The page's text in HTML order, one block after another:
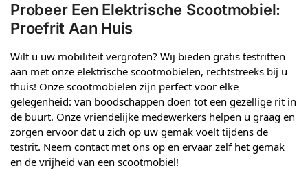
Probeer Een Elektrische Scootmobiel:
Proefrit Aan Huis
Wilt u uw mobiliteit vergroten? Wij bieden gratis testritten
aan met onze elektrische scootmobielen, rechtstreeks bij u
thuis! Onze scootmobielen zijn perfect voor elke
gelegenheid: van boodschappen doen tot een gezellige rit in
de buurt. Onze vriendelijke medewerkers helpen u graag en
zorgen ervoor dat u zich op uw gemak voelt tijdens de
testrit. Neem contact met ons op en ervaar zelf het gemak
en de vrijheid van een scootmobiel!